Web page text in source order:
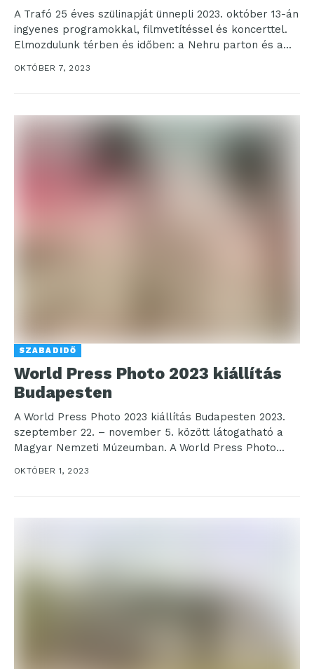
A Trafó 25 éves szülinapját ünnepli 2023. október 13-án
ingyenes programokkal, filmvetítéssel és koncerttel.
Elmozdulunk térben és időben: a Nehru parton és a...
OKTÓBER 7, 2023
SZABADIDŐ
World Press Photo 2023 kiállítás
Budapesten
A World Press Photo 2023 kiállítás Budapesten 2023.
szeptember 22. – november 5. között látogatható a
Magyar Nemzeti Múzeumban. A World Press Photo...
OKTÓBER 1, 2023